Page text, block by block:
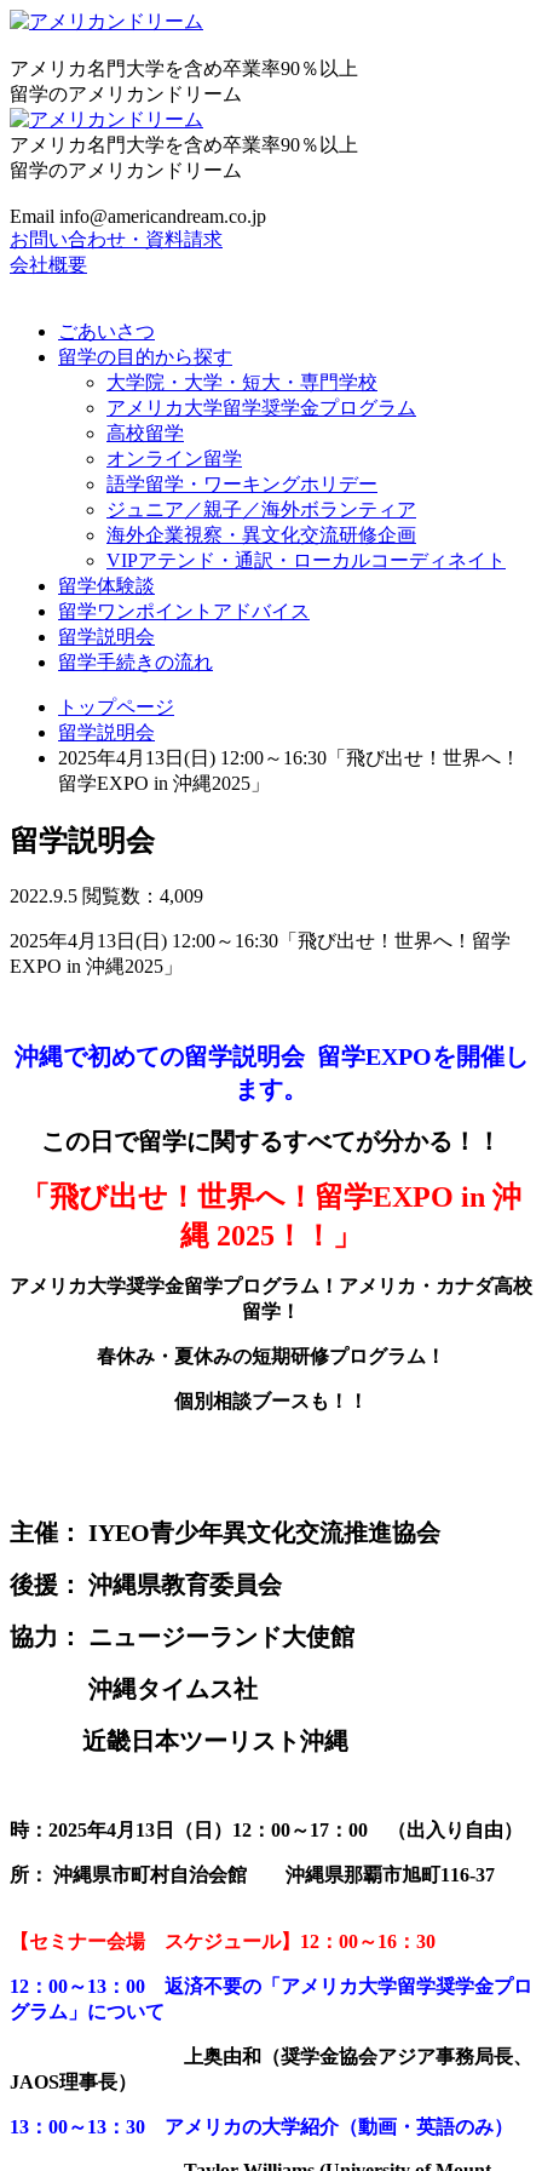
アメリカ名門大学を含め卒業率90％以上
留学のアメリカンドリーム
アメリカ名門大学を含め卒業率90％以上
留学のアメリカンドリーム
Email info@americandream.co.jp
お問い合わせ・資料請求
会社概要
ごあいさつ
留学の目的から探す
大学院・大学・短大・専門学校
アメリカ大学留学奨学金プログラム
高校留学
オンライン留学
語学留学・ワーキングホリデー
ジュニア／親子／海外ボランティア
海外企業視察・異文化交流研修企画
VIPアテンド・通訳・ローカルコーディネイト
留学体験談
留学ワンポイントアドバイス
留学説明会
留学手続きの流れ
トップページ
留学説明会
2025年4月13日(日) 12:00～16:30「飛び出せ！世界へ！
留学EXPO in 沖縄2025」
留学説明会
2022.9.5 閲覧数：4,009
2025年4月13日(日) 12:00～16:30「飛び出せ！世界へ！留学
EXPO in 沖縄2025」
沖縄で初めての留学説明会 留学EXPOを開催し
ます。
この日で留学に関するすべてが分かる！！
「飛び出せ！世界へ！留学EXPO in 沖
縄 2025！！」
アメリカ大学奨学金留学プログラム ！アメリカ・カナダ高校
留学！
春休み・夏休みの短期研修プログラム！
個別相談ブースも！！
主催： IYEO青少年異文化交流推進協会
後援： 沖縄県教育委員会
協力： ニュージーランド大使館
沖縄タイムス社
近畿日本ツーリスト沖縄
時：2025年4月13日（日）12：00～17：00 （出入り自由）
所： 沖縄県市町村自治会館 沖縄県那覇市旭町116-37
【セミナー会場 スケジュール】12：00～16：30
12：00～13：00 返済不要の「アメリカ大学留学奨学金プロ
グラム」について
上奥由和（奨学金協会アジア事務局長、
JAOS理事長）
13：00～13：30 アメリカの大学紹介（動画・英語のみ）